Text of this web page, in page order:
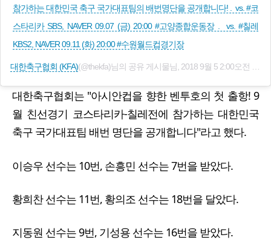
참가하는 대한민국 축구 국가대표팀의 배번명단을 공개합니다! . vs. #코
스타리카 SBS, NAVER 09.07 (금) 20:00 #고양종합운동장 . vs. #칠레
KBS2, NAVER 09.11 (화) 20:00 #수원월드컵경기장
대한축구협회 (KFA)(@thekfa)님의 공유 게시물님, 2018 9월 5 2:00오전 PDT
대한축구협회는 "아시안컵을 향한 벤투호의 첫 출항! 9
월 친선경기 코스타리카-칠레전에 참가하는 대한민국
축구 국가대표팀 배번 명단을 공개합니다"라고 했다.
이승우 선수는 10번, 손흥민 선수는 7번을 받았다.
황희찬 선수는 11번, 황의조 선수는 18번을 달았다.
지동원 선수는 9번, 기성용 선수는 16번을 받았다.